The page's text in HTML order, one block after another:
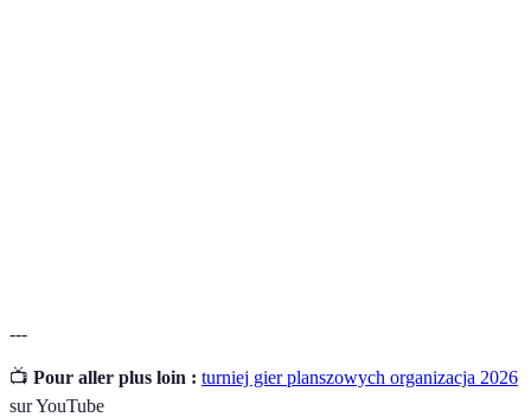
---
📺 Pour aller plus loin : turniej gier planszowych organizacja 2026
sur YouTube